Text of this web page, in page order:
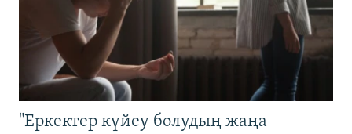
"Еркектер күйеу болудың жаңа